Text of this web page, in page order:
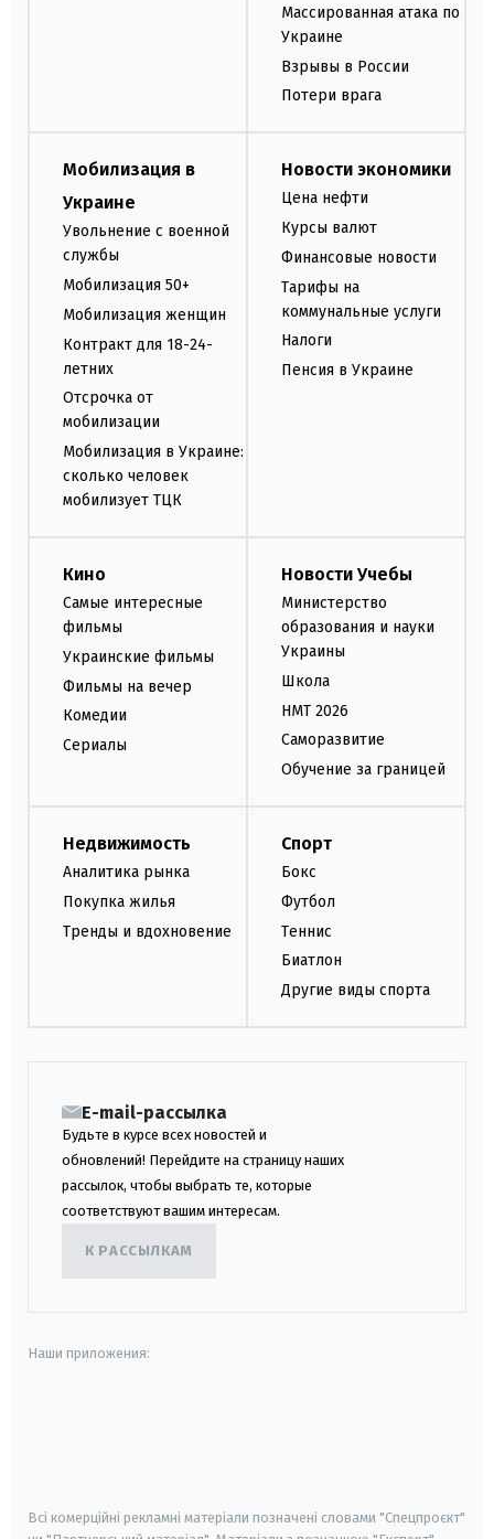
Массированная атака по
Украине
Взрывы в России
Потери врага
Мобилизация в
Украине
Увольнение с военной
службы
Мобилизация 50+
Мобилизация женщин
Контракт для 18-24-
летних
Отсрочка от
мобилизации
Мобилизация в Украине:
сколько человек
мобилизует ТЦК
Новости экономики
Цена нефти
Курсы валют
Финансовые новости
Тарифы на
коммунальные услуги
Налоги
Пенсия в Украине
Кино
Самые интересные
фильмы
Украинские фильмы
Фильмы на вечер
Комедии
Сериалы
Новости Учебы
Министерство
образования и науки
Украины
Школа
НМТ 2026
Саморазвитие
Обучение за границей
Недвижимость
Аналитика рынка
Покупка жилья
Тренды и вдохновение
Спорт
Бокс
Футбол
Теннис
Биатлон
Другие виды спорта
E-mail-рассылка
Будьте в курсе всех новостей и
обновлений! Перейдите на страницу наших
рассылок, чтобы выбрать те, которые
соответствуют вашим интересам.
К РАССЫЛКАМ
Наши приложения:
Всі комерційні рекламні матеріали позначені словами "Спецпроєкт"